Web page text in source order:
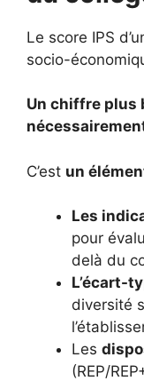
Le score IPS
socio-
Un chiffre plus
C’est un
Les
pour
delà du
L’écart-
diversité
Les
(REP/